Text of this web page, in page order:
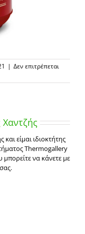
| Δεν επιτρέπεται
είμαι ιδιοκτήτης
Thermogallery
μπορείτε να κάνετε με